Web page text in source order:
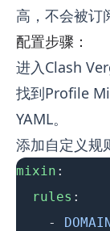
高，不会被订
配置步骤：
进入Clash
找到Profile
YAML。
添加自定义规
mixin :
  rules
:
    -